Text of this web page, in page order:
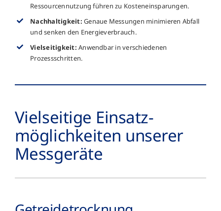
Ressourcennutzung führen zu Kosteneinsparungen.
Nachhaltigkeit: Genaue Messungen minimieren Abfall
und senken den Energieverbrauch.
Vielseitigkeit: Anwendbar in verschiedenen
Prozessschritten.
Vielseitige Einsatz­
möglich­keiten unserer
Messgeräte